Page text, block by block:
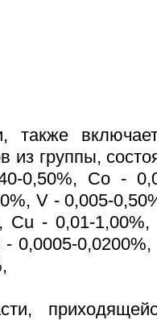
также
из группы,
0,50%, Co -
V - 0,005-
Cu - 0,01-
0,0005-